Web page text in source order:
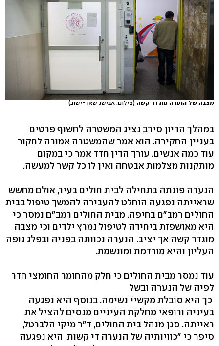
מצבה של הנערה מוגדר קשה (צילום: אבישג שאר-ישוב)
במהלך הדיון סירב נציג המשטרה לחשוף פרטים
בעניין החקירה. הוא אמר שהמשטרה אמורה לחקור
עוד כמה אנשים. עורך הדין חדד אמר כי במקום
מותקנות מצלמות אבטחה ואין לו כל קשר למעשה.
הנערה פונתה בתחילה לבית חולים בעיר, אולם מחשש
שראייתה נפגעה הוחלט להעבירה להמשך טיפול בבית
החולים רמב"ם בחיפה. מבית החולים רמב"ם נמסר כי
היא מאושפזת ביחידה לטיפול נמרץ ילדים וכי מצבה
מוגדר קשה אך יציב. הנערה נכוותה בפניה ובפלג גופה
העליון והיא מורדמת ומונשמת.
עוד נמסר מבית החולים כי חלק מהחומר החומצי חדר
לפיה של הנערה ובשל
כך היא סובלת מקשיי נשימה. בנוסף היא נפגעה
בעיניה ורופאי מחלקת העיניים מנסים להציל את
ראייתה. סגן מנהל בית החולים, ד"ר מיקי הלברטל,
סיפר כי "כוויותיה של הנערה די קשות, היא נפגעה